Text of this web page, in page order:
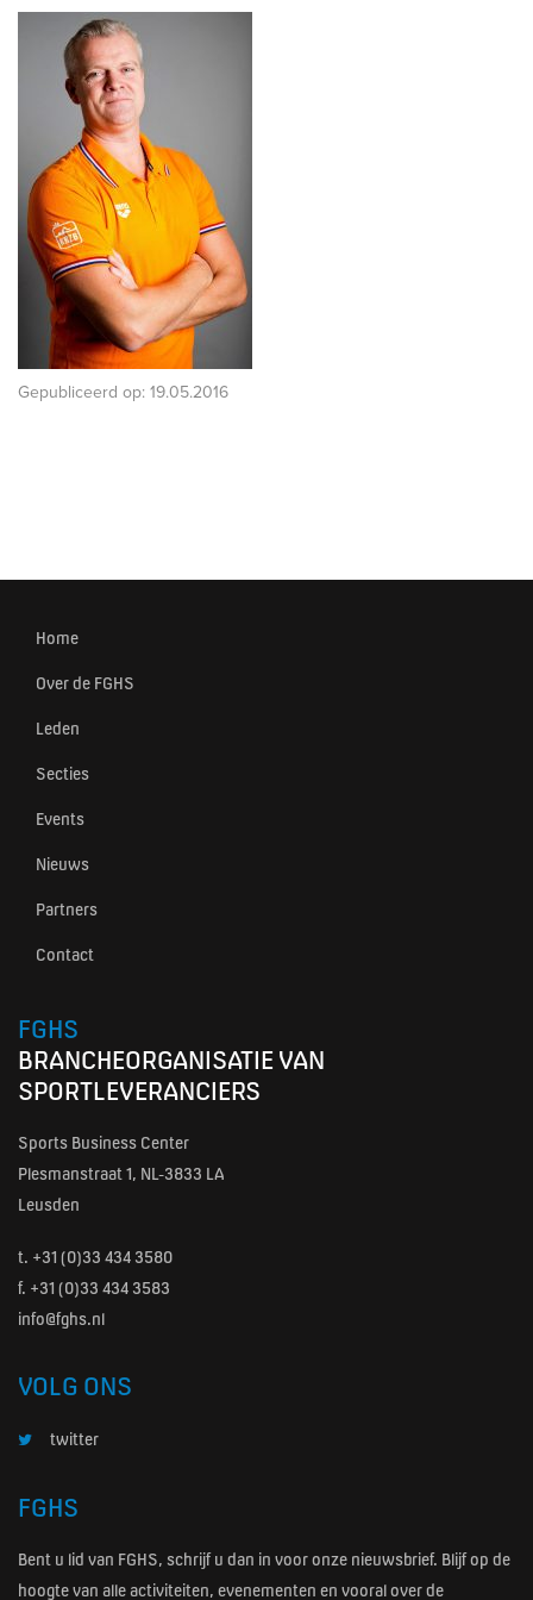
Gepubliceerd op: 19.05.2016
Home
Over de FGHS
Leden
Secties
Events
Nieuws
Partners
Contact
FGHS
BRANCHEORGANISATIE VAN
SPORTLEVERANCIERS
Sports Business Center
Plesmanstraat 1, NL-3833 LA
Leusden
t. +31 (0)33 434 3580
f. +31 (0)33 434 3583
info@fghs.nl
VOLG ONS
twitter
FGHS
Bent u lid van FGHS, schrijf u dan in voor onze nieuwsbrief. Blijf op de
hoogte van alle activiteiten, evenementen en vooral over de